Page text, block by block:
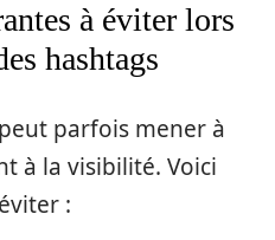
à éviter lors
hashtags
parfois mener à
à la visibilité. Voici
: